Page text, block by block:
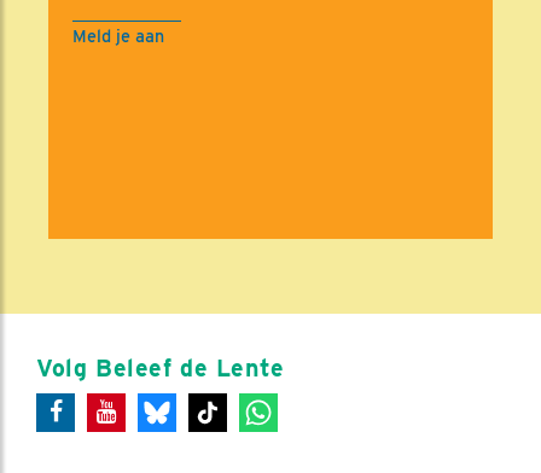
Meld je aan
Volg Beleef de Lente